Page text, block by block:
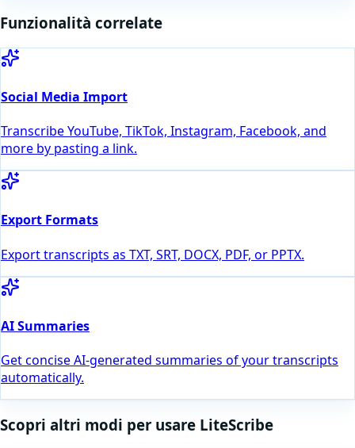
Funzionalità correlate
Social Media Import
Transcribe YouTube, TikTok, Instagram, Facebook, and
more by pasting a link.
Export Formats
Export transcripts as TXT, SRT, DOCX, PDF, or PPTX.
AI Summaries
Get concise AI-generated summaries of your transcripts
automatically.
Scopri altri modi per usare LiteScribe